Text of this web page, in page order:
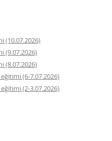
(10.07.2026)
(9.07.2026)
(8.07.2026)
(6-7.07.2026)
(2-3.07.2026)